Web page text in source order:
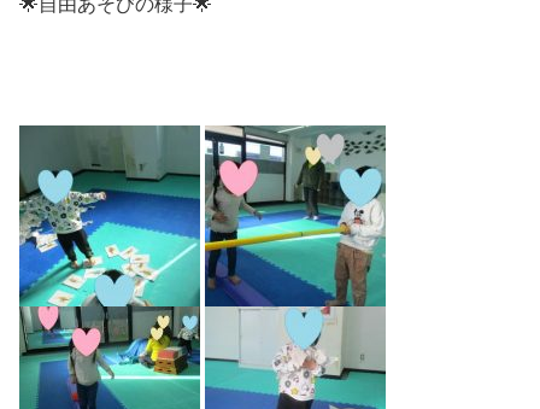
🌟自由あそびの様子🌟